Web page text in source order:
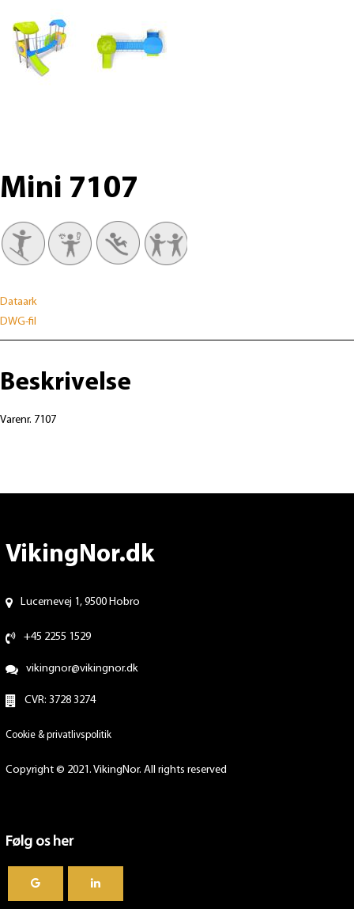
Mini 7107
Dataark
DWG-fil
Beskrivelse
Varenr. 7107
VikingNor.dk
Lucernevej 1, 9500 Hobro
+45 2255 1529
vikingnor@vikingnor.dk
CVR: 3728 3274
Cookie & privatlivspolitik
Copyright © 2021. VikingNor. All rights reserved
Følg os her